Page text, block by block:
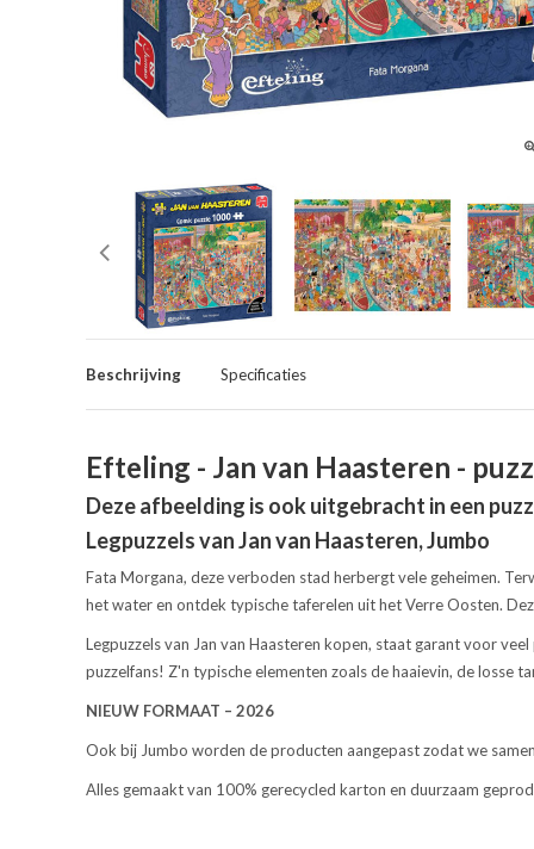
Beschrijving Specificaties
Efteling - Jan van Haasteren -
Deze afbeelding is ook uitgebracht in een
Legpuzzels van Jan van Haasteren, Jumbo
Fata Morgana, deze verboden stad herbergt vele geheimen.
het water en ontdek typische taferelen uit het Verre Oosten.
Legpuzzels van Jan van Haasteren kopen, staat garant voor
puzzelfans! Z'n typische elementen zoals de haaievin, de losse
NIEUW FORMAAT – 2026
Ook bij Jumbo worden de producten aangepast zodat we
Alles gemaakt van 100% gerecycled karton en duurzaam